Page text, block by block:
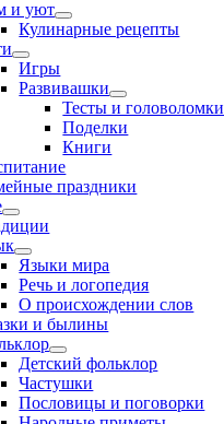
и уют
Кулинарные рецепты
Игры
Развивашки
Тесты и головоломки
Поделки
Книги
праздники
Языки мира
Речь и логопедия
О происхождении слов
и былины
Детский фольклор
Частушки
Пословицы и поговорки